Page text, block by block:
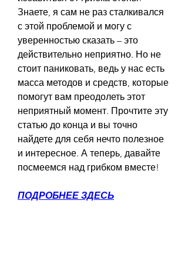
Знаете, я сам не раз сталкивался
с этой проблемой и могу с
уверенностью сказать – это
действительно неприятно. Но не
стоит паниковать, ведь у нас есть
масса методов и средств, которые
помогут вам преодолеть этот
неприятный момент. Прочтите эту
статью до конца и вы точно
найдете для себя нечто полезное
и интересное. А теперь, давайте
посмеемся над грибком вместе!
ПОДРОБНЕЕ ЗДЕСЬ